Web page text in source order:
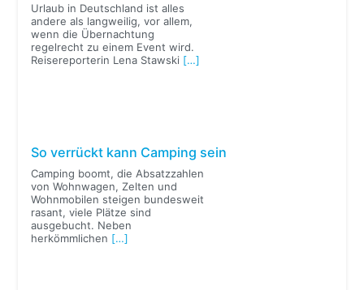
Urlaub in Deutschland ist alles
andere als langweilig, vor allem,
wenn die Übernachtung
regelrecht zu einem Event wird.
Reisereporterin Lena Stawski […]
So verrückt kann Camping sein
Camping boomt, die Absatzzahlen
von Wohnwagen, Zelten und
Wohnmobilen steigen bundesweit
rasant, viele Plätze sind
ausgebucht. Neben
herkömmlichen […]